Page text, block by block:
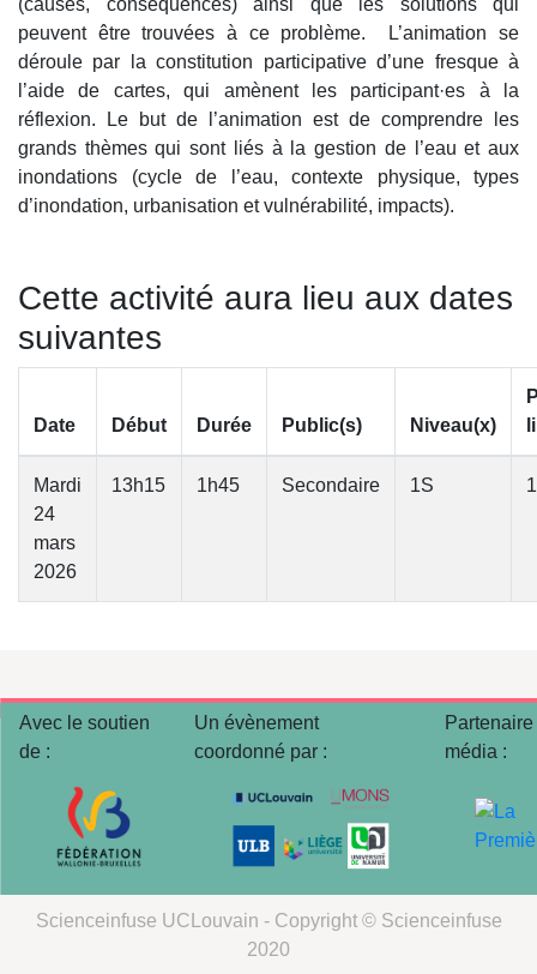
(causes, conséquences) ainsi que les solutions qui
peuvent être trouvées à ce problème. L’animation se
déroule par la constitution participative d’une fresque à
l’aide de cartes, qui amènent les participant·es à la
réflexion. Le but de l’animation est de comprendre les
grands thèmes qui sont liés à la gestion de l’eau et aux
inondations (cycle de l’eau, contexte physique, types
d’inondation, urbanisation et vulnérabilité, impacts).
Cette activité aura lieu aux dates
suivantes
Date Début Durée Public(s) Niveau(x)
Mardi
24
mars
2026
13h15 1h45 Secondaire 1S
Avec le soutien
de :
Un évènement
coordonné par :
Partenaire
média :
Scienceinfuse UCLouvain - Copyright © Scienceinfuse
2020